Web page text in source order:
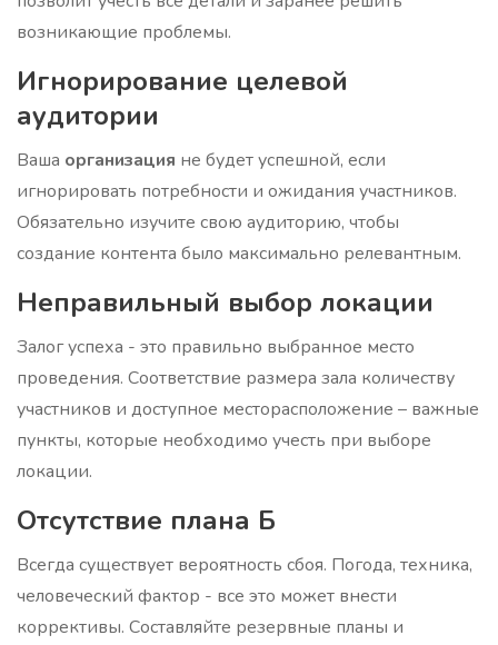
возникающие проблемы.
Игнорирование целевой
аудитории
Ваша организация не будет успешной, если
игнорировать потребности и ожидания участников.
Обязательно изучите свою аудиторию, чтобы
создание контента было максимально релевантным.
Неправильный выбор локации
Залог успеха - это правильно выбранное место
проведения. Соответствие размера зала количеству
участников и доступное месторасположение – важные
пункты, которые необходимо учесть при выборе
локации.
Отсутствие плана Б
Всегда существует вероятность сбоя. Погода, техника,
человеческий фактор - все это может внести
коррективы. Составляйте резервные планы и